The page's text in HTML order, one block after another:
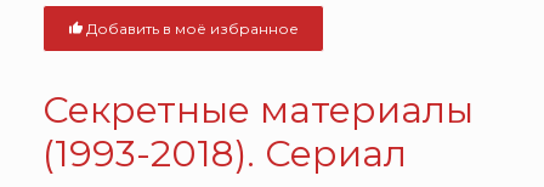
Добавить в моё избранное
Секретные материалы
(1993-2018). Сериал